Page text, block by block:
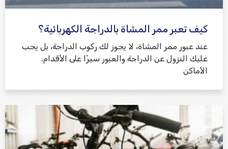
كيف تعبر ممر المشاة بالدراجة الكهربائية؟
عند عبور ممر المشاة، لا يجوز لك ركوب الدراجة، بل يجب
عليك النزول عن الدراجة والعبور سيرًا على الأقدام.
الأماكن